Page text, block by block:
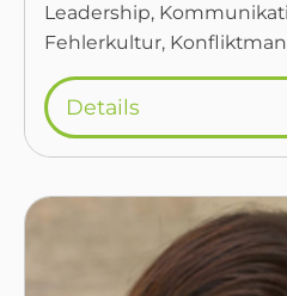
Leadership,
Fehlerkultur,
Details